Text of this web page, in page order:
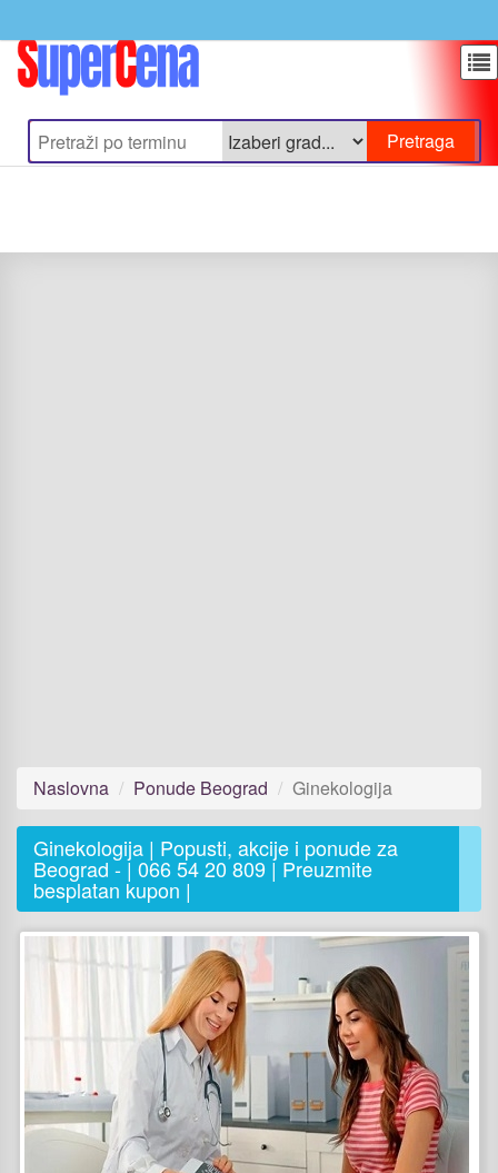
Naslovna Ponude Beograd Ginekologija
Ginekologija | Popusti, akcije i ponude za
Beograd - | 066 54 20 809 | Preuzmite
besplatan kupon |